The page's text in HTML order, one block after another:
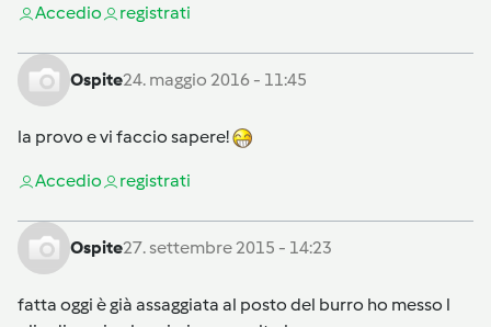
Accedio registrati
Ospite24. maggio 2016 - 11:45
la provo e vi faccio sapere!
Accedio registrati
Ospite27. settembre 2015 - 14:23
fatta oggi è già assaggiata al posto del burro ho messo l